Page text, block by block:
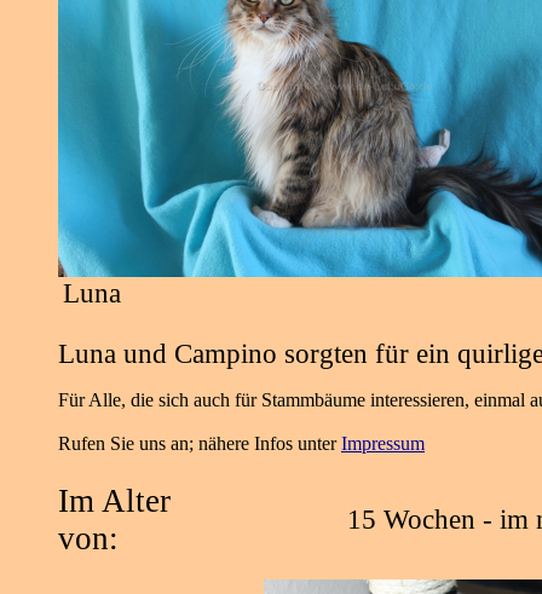
Luna
Luna und Campino sorgten für ein
Für Alle, die sich auch für Stammbäume interessieren, einmal
Rufen Sie uns an; nähere Infos unterImpressum
Im Alter
von:
15 Wochen - im